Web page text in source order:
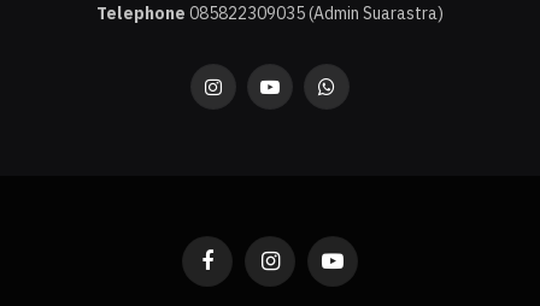
Telephone 085822309035 (Admin Suarastra)
InstagramYouTubeWhatsApp
FacebookInstagramYouTube